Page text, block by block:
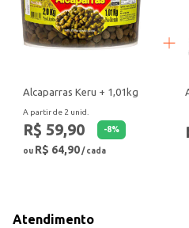
Alcaparras Keru + 1,01kg
A partir de 2 unid.
R$ 59,90 -8%
ou R$ 64,90/ cada
Atendimento